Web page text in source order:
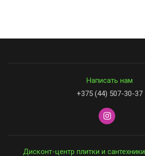
Написать нам
+375 (44) 507-30-37
Дисконт-центр плитки и сантехники